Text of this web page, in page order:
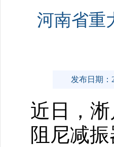
河南省重
发布日期：
近日，
阻尼减